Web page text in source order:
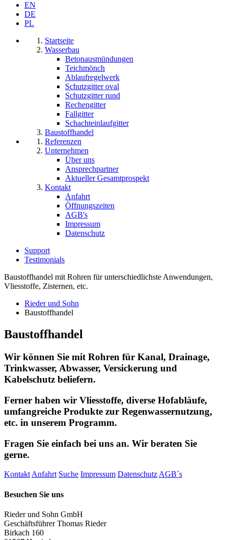
EN
DE
PL
Startseite
Wasserbau
Betonausmündungen
Teichmönch
Ablaufregelwerk
Schutzgitter oval
Schutzgitter rund
Rechengitter
Fallgitter
Schachteinlaufgitter
Baustoffhandel
Referenzen
Unternehmen
Über uns
Ansprechpartner
Aktueller Gesamtprospekt
Kontakt
Anfahrt
Öffnungszeiten
AGB's
Impressum
Datenschutz
Support
Testimonials
Baustoffhandel mit Rohren für unterschiedlichste Anwendungen,
Vliesstoffe, Zisternen, etc.
Rieder und Sohn
Baustoffhandel
Baustoffhandel
Wir können Sie mit Rohren für Kanal, Drainage,
Trinkwasser, Abwasser, Versickerung und
Kabelschutz beliefern.
Ferner haben wir Vliesstoffe, diverse Hofabläufe,
umfangreiche Produkte zur Regenwassernutzung,
etc. in unserem Programm.
Fragen Sie einfach bei uns an. Wir beraten Sie
gerne.
KontaktAnfahrt Suche Impressum DatenschutzAGB´s
Besuchen Sie uns
Rieder und Sohn GmbH
Geschäftsführer Thomas Rieder
Birkach 160